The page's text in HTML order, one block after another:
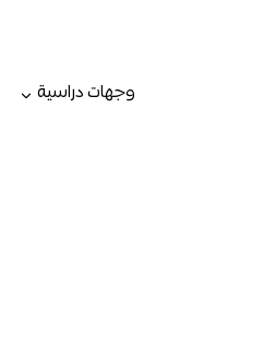
وجهات دراسية